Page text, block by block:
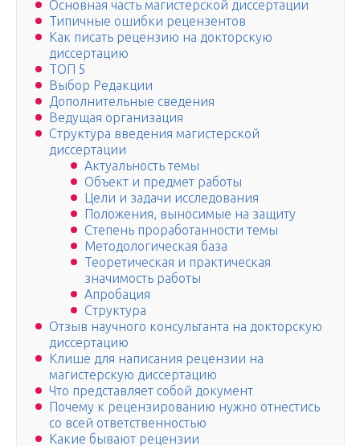
Основная часть магистерской диссертации
Типичные ошибки рецензентов
Как писать рецензию на докторскую
диссертацию
ТОП 5
Выбор Редакции
Дополнительные сведения
Ведущая организация
Структура введения магистерской
диссертации
Актуальность темы
Объект и предмет работы
Цели и задачи исследования
Положения, выносимые на защиту
Степень проработанности темы
Методологическая база
Теоретическая и практическая
значимость работы
Апробация
Структура
Отзыв научного консультанта на докторскую
диссертацию
Клише для написания рецензии на
магистерскую диссертацию
Что представляет собой документ
Почему к рецензированию нужно отнестись
со всей ответственностью
Какие бывают рецензии